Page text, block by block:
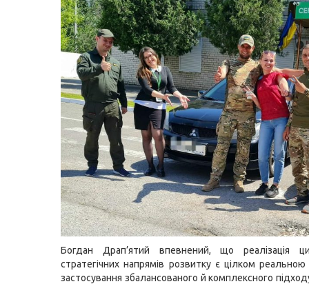
Богдан Драп’ятий впевнений, що реалізація
стратегічних напрямів розвитку є цілком
застосування збалансованого й комплексного